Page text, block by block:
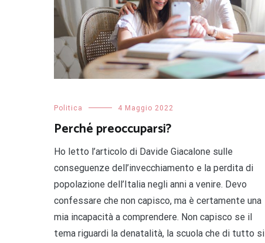
Politica 4 Maggio 2022
Perché preoccuparsi?
Ho letto l’articolo di Davide Giacalone sulle
conseguenze dell’invecchiamento e la perdita di
popolazione dell’Italia negli anni a venire. Devo
confessare che non capisco, ma è certamente una
mia incapacità a comprendere. Non capisco se il
tema riguardi la denatalità, la scuola che di tutto si